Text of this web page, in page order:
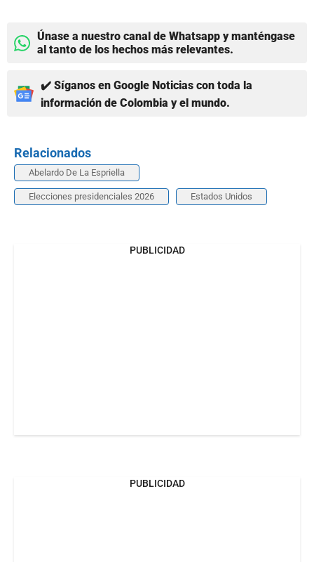
Únase a nuestro canal de Whatsapp y manténgase
al tanto de los hechos más relevantes.
✔️ Síganos en Google Noticias con toda la
información de Colombia y el mundo.
Relacionados
Abelardo De La Espriella
Elecciones presidenciales 2026 Estados Unidos
PUBLICIDAD
PUBLICIDAD